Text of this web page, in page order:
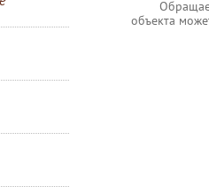
Обращаем
объекта